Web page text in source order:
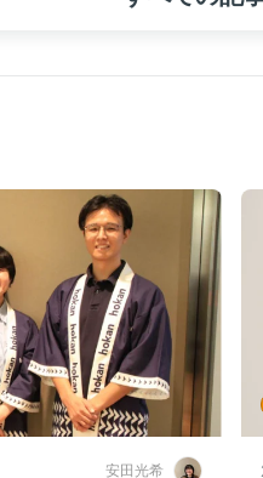
安田光希